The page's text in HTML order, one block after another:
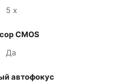
5 x
CMOS
Да
автофокус